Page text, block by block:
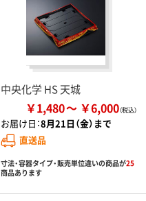
中央化学 HS 天城
￥1,480 ￥6,000
お届け日：8月21日（金）まで
直送品
寸法・容器タイプ・販売単位違いの商品が25
商品あります